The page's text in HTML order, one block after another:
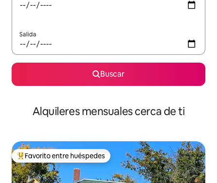
Salida
Buscar
Alquileres mensuales cerca de ti
Favorito entre huéspedes preferido
Favorito entre huéspedes